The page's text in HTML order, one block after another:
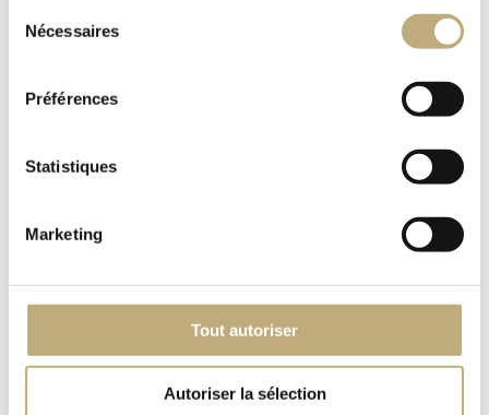
Nécessaires
Préférences
Statistiques
Marketing
Tout autoriser
Autoriser la sélection
jederzeit aus Gründen, die sich aus Ihrer
besonderen Situation ergeben, gegen die
personenbezogener Daten Widerspruch
einzulegen.Im Falle von Direktwerbung haben
Widerspruch gegen die Verarbeitung Sie
betreffender personenbezogener Daten zum
Zwecke derartiger Werbung einzulegen; dies gilt
auch für das Profiling, soweit es mit solcher
Recht auf Widerruf Ihrer
datenschutzrechtlichen Einwilligung Sie können
eine Einwilligung in die Verarbeitung Ihrer
personenbezogenen Daten jederzeit mit
Wirkung für die Zukunft widerrufen. Die
Rechtmäßigkeit der bis zum Widerruf erfolgten